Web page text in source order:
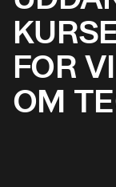
FOR
OM